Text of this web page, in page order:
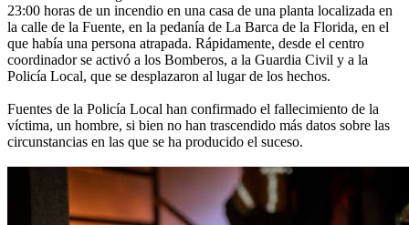
23:00 horas de un incendio en una casa de una planta localizada en
la calle de la Fuente, en la pedanía de La Barca de la Florida, en el
que había una persona atrapada. Rápidamente, desde el centro
coordinador se activó a los Bomberos, a la Guardia Civil y a la
Policía Local, que se desplazaron al lugar de los hechos.
Fuentes de la Policía Local han confirmado el fallecimiento de la
víctima, un hombre, si bien no han trascendido más datos sobre las
circunstancias en las que se ha producido el suceso.